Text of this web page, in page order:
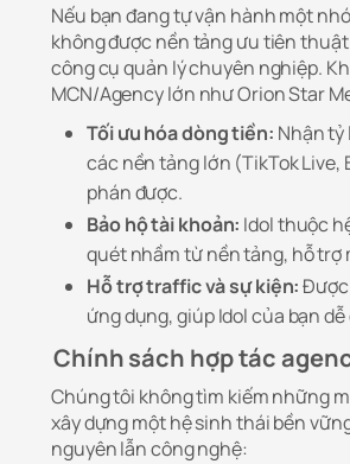
Nếu bạn đang tự vận hành một
không được nền tảng ưu tiên
công cụ quản lý chuyên nghiệp.
MCN/Agency lớn như Orion Star
Tối ưu hóa dòng tiền: Nhận
các nền tảng lớn (TikTok
phán được.
Bảo hộ tài khoản: Idol thuộc
quét nhầm từ nền tảng, hỗ trợ
Hỗ trợ traffic và sự kiện:
ứng dụng, giúp Idol của bạn
Chính sách hợp tác
Chúng tôi không tìm kiếm những
xây dựng một hệ sinh thái bền
nguyên lẫn công nghệ: